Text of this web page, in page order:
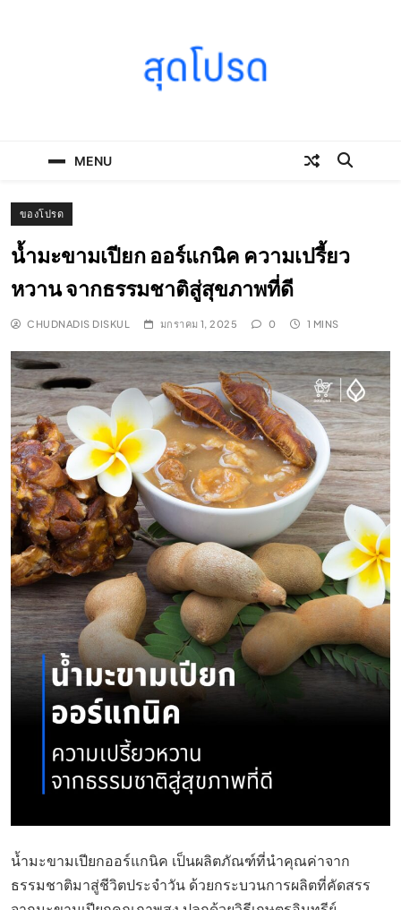
MENU
ของโปรด
น้ำมะขามเปียก ออร์แกนิค ความเปรี้ยว
หวาน จากธรรมชาติสู่สุขภาพที่ดี
CHUDNADIS DISKUL มกราคม 1, 2025 0 1 MINS
น้ำมะขามเปียกออร์แกนิค เป็นผลิตภัณฑ์ที่นำคุณค่าจาก
ธรรมชาติมาสู่ชีวิตประจำวัน ด้วยกระบวนการผลิตที่คัดสรร